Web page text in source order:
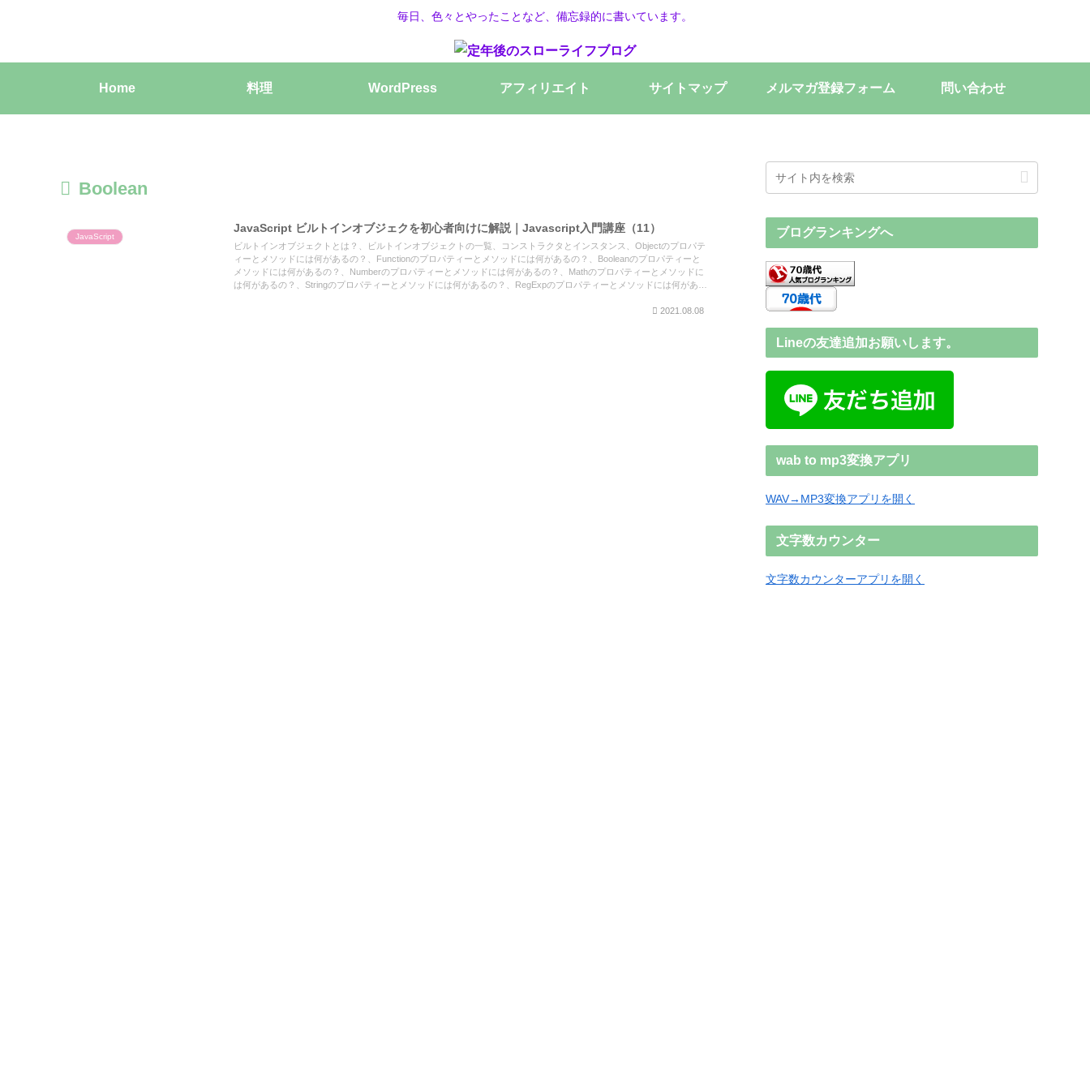
毎日、色々とやったことなど、備忘録的に書いています。
Home 料理 WordPress アフィリエイト サイトマップ メルマガ登録フォーム 問い合わせ
Boolean
JavaScript
JavaScript ビルトインオブジェクを初心者向けに解説｜Javascript入門講座（11）
ビルトインオブジェクトとは？、ビルトインオブジェクトの一覧、コンストラクタとインスタンス、Objectのプロパテ
ィーとメソッドには何があるの？、Functionのプロパティーとメソッドには何があるの？、Booleanのプロパティーと
メソッドには何があるの？、Numberのプロパティーとメソッドには何があるの？、Mathのプロパティーとメソッドに
は何があるの？、Stringのプロパティーとメソッドには何があるの？、RegExpのプロパティーとメソッドには何がある
2021.08.08
ブログランキングへ
Lineの友達追加お願いします。
wab to mp3変換アプリ
WAV→MP3変換アプリを開く
文字数カウンター
文字数カウンターアプリを開く